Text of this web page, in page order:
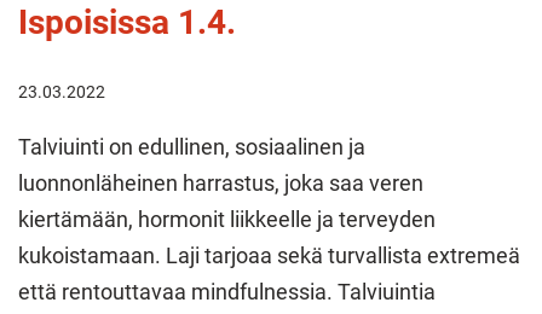
Ispoisissa 1.4.
23.03.2022
Talviuinti on edullinen, sosiaalinen ja
luonnonläheinen harrastus, joka saa veren
kiertämään, hormonit liikkeelle ja terveyden
kukoistamaan. Laji tarjoaa sekä turvallista extremeä
että rentouttavaa mindfulnessia. Talviuintia